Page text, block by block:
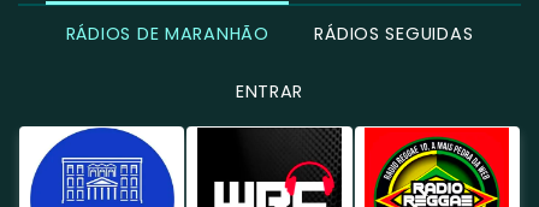
RÁDIOS DE MARANHÃO RÁDIOS SEGUIDAS
ENTRAR